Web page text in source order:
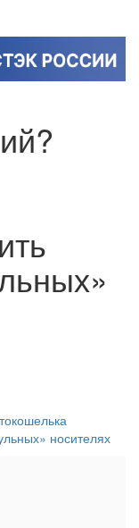
носителях